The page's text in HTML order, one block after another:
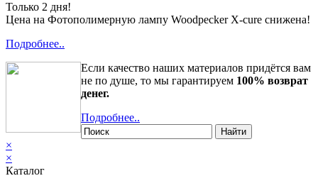
Только 2 дня!
Цена на Фотополимерную лампу Woodpecker X-cure снижена!
Подробнее..
Если качество наших материалов придётся вам
не по душе, то мы гарантируем 100% возврат
денег.
Подробнее..
Найти
×
×
Каталог